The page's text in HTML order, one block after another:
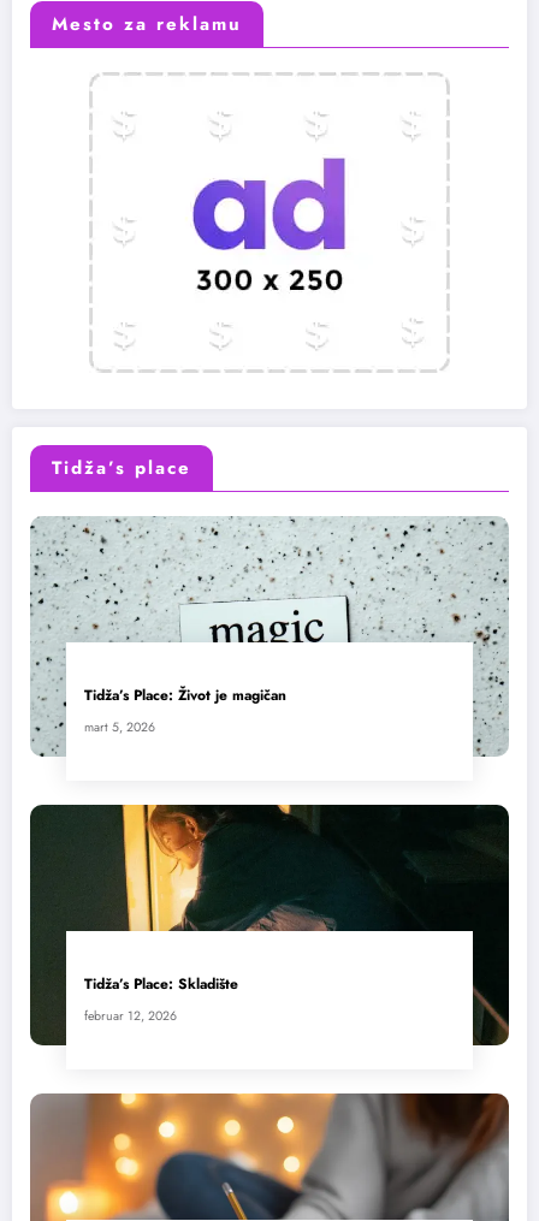
Mesto za reklamu
Tidža’s place
Tidža’s Place: Život je magičan
mart 5, 2026
Tidža’s Place: Skladište
februar 12, 2026